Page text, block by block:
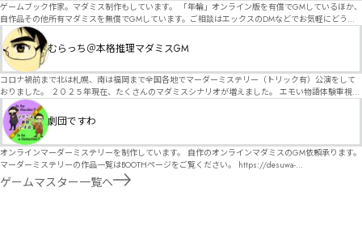
ゲームブック作家。マダミス制作もしています。 「年輪」オンライン版を有償でGMしているほか、
自作品その他所有マダミスを無償でGMしています。ご相談はエックスのDMなどでお気軽にどう
ぞ。
むらっち＠本格推理マダミスGM
コロナ禍前まで北は札幌、南は福岡まで全国各地でマーダーミステリー（トリック有）公演をして
おりました。 ２０２５年現在、たくさんのマダミスシナリオが増えました。 エモい物語体験重視の
シナリオがマダミス・マーダーミステリーというジャンル名でたくさんあるため、そのようなシナ
リオは簡単に遊べます。 しかし、２～３時間ずっと考え＆議論して、見たことないトリックが解け
る閃きや犯人として逃げ切る楽しみのある本格推理マーダーミステリーを見つけることが難しくな
劇団ですわ
オンラインマーダーミステリーを制作しています。 自作のオンラインマダミスのGM依頼承ります。
マーダーミステリーの作品一覧はBOOTHページをご覧ください。 https://desuwa-
madamisu.booth.pm/ 以下注意事項をご一読、同意の上で、予約フォームからご連絡ください。
■GM依頼の注意事項■ ①依頼をする作品のＢＯＯＴＨの概要を確認した上で、依頼してくださ
ゲームマスター一覧へ